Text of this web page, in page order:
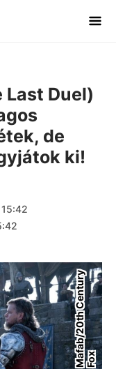
Duel)
de
ki!
M
af
a
b
/
2
0
t
h
C
e
n
t
u
r
y
F
ox